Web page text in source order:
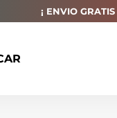
¡ ENVIO